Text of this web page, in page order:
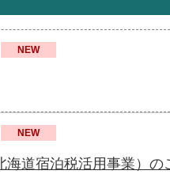
NEW
NEW
海道宿泊税活用事業）の